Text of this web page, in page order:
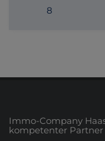
8
Immo-Company
kompetenter